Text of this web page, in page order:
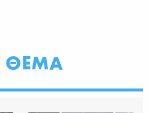
ΘΕΜΑ